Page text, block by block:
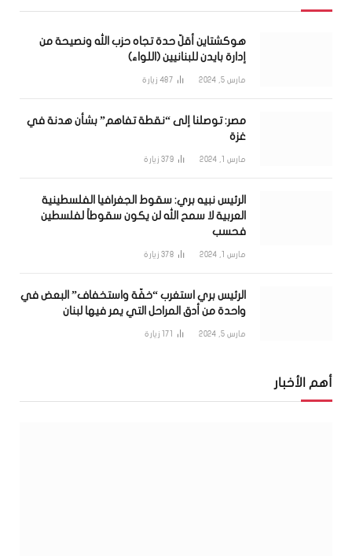
هوكشتاين أقلّ حدة تجاه حزب الله ونصيحة من
إدارة بايدن للبنانيين (اللواء)
مارس 5, 2024 487 زيارة
مصر: توصلنا إلى “نقطة تفاهم” بشأن هدنة في
غزة
مارس 1, 2024 379 زيارة
الرئيس نبيه بري: سقوط الجغرافيا الفلسطينية
العربية لا سمح الله لن يكون سقوطاً لفلسطين
فحسب
مارس 1, 2024 378 زيارة
الرئيس بري استغرب “خفّة واستخفاف” البعض في
واحدة من أدق المراحل التي يمر فيها لبنان
مارس 5, 2024 171 زيارة
أهم الأخبار